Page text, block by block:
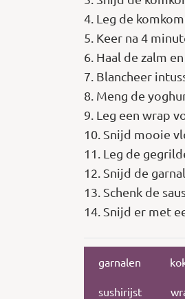
4. Leg de
5. Keer na 4
6. Haal de zalm
7. Blancheer
8. Meng de
9. Leg een wrap
10. Snijd mooie
11. Leg de
12. Snijd de
13. Schenk de
14. Snijd er met
garnalen
sushirijst